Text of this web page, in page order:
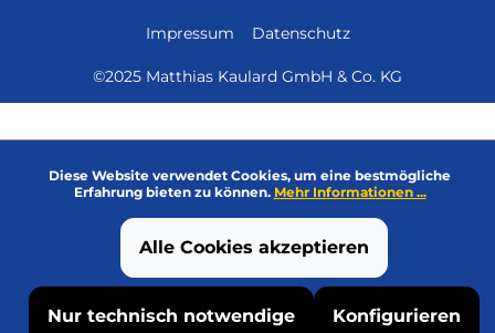
Impressum Datenschutz
©2025 Matthias Kaulard GmbH & Co. KG
Diese Website verwendet Cookies, um eine bestmögliche
Erfahrung bieten zu können. Mehr Informationen ...
Nur technisch notwendige Konfigurieren
Alle Cookies akzeptieren